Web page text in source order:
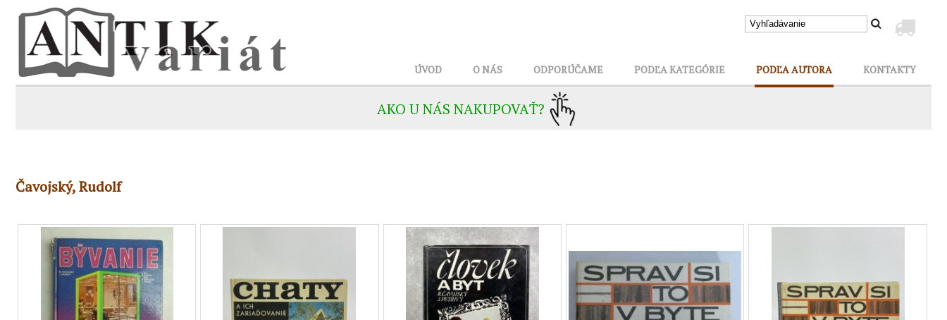
ÚVOD O NÁS ODPORÚČAME PODĽA KATEGÓRIE PODĽA AUTORA KONTAKTY
AKO U NÁS NAKUPOVAŤ?
Čavojský, Rudolf